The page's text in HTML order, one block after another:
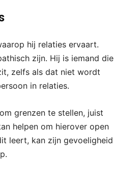
hij relaties ervaart.
zijn. Hij is iemand die
zelfs als dat niet wordt
in relaties.
grenzen te stellen, juist
helpen om hierover open
leert, kan zijn gevoeligheid